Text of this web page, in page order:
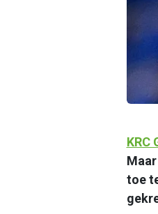
KRC
toe